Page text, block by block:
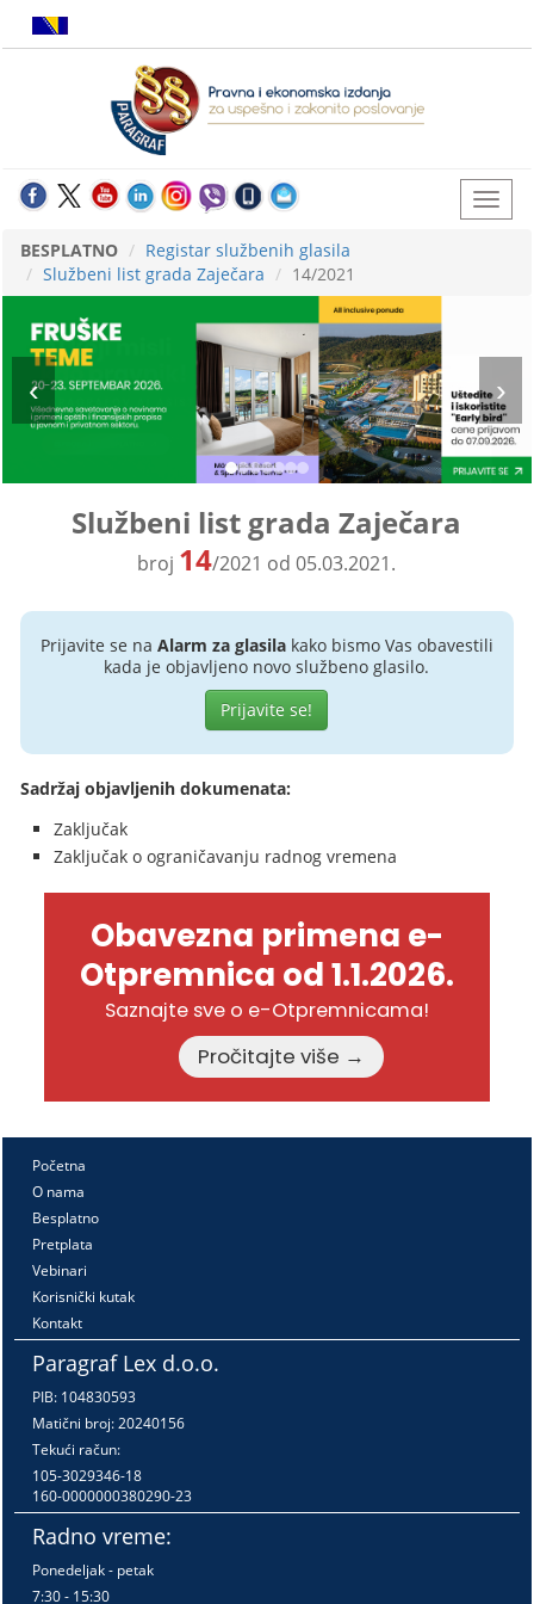
BESPLATNO
Registar službenih glasila
Službeni list grada Zaječara
14/2021
Službeni list grada Zaječara
broj 14/2021 od 05.03.2021.
Prijavite se na Alarm za glasilakako bismo Vas obavestili
kada je objavljeno novo službeno glasilo.
Prijavite se!
Sadržaj objavljenih dokumenata:
Zaključak
Zaključak o ograničavanju radnog vremena
Obavezna primena e-
Otpremnica od 1.1.2026.
Saznajte sve o e-Otpremnicama!
Pročitajte više →
Početna
O nama
Besplatno
Pretplata
Vebinari
Korisnički kutak
Kontakt
Paragraf Lex d.o.o.
PIB: 104830593
Matični broj: 20240156
Tekući račun:
105-3029346-18
160-0000000380290-23
Radno vreme:
Ponedeljak - petak
7:30 - 15:30